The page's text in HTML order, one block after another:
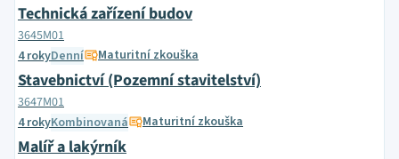
Technická zařízení budov
3645M01
4 rokyDenní Maturitní zkouška
Stavebnictví (Pozemní stavitelství)
3647M01
4 rokyKombinovaná Maturitní zkouška
Malíř a lakýrník